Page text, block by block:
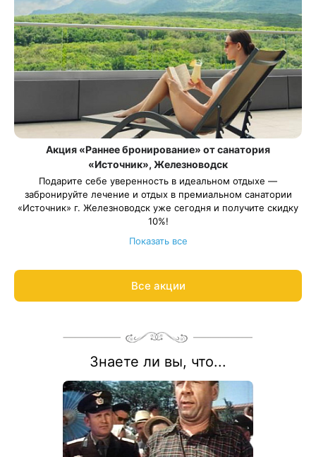
Акция «Раннее бронирование» от санатория
«Источник», Железноводск
Подарите себе уверенность в идеальном отдыхе —
забронируйте лечение и отдых в премиальном санатории
«Источник» г. Железноводск уже сегодня и получите скидку
10%!
Весь период проживания должен пройти в даты 11 января —
26 декабря 2027, кроме периода с 01 мая — 10 мая 2027.
Показать все
Все акции
Знаете ли вы, что...